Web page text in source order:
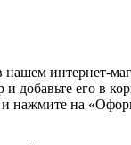
нашем интернет-
добавьте его в
нажмите на